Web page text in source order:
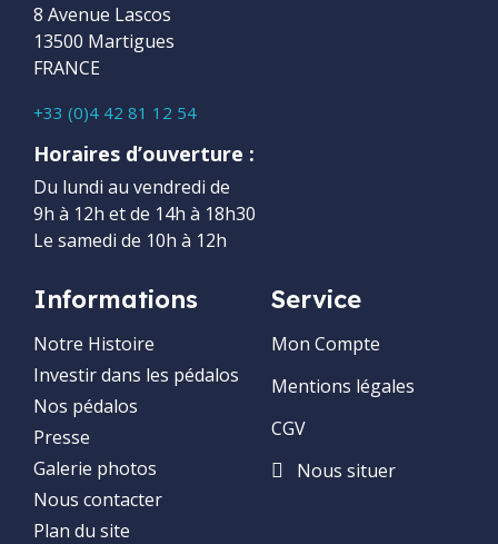
8 Avenue Lascos
13500 Martigues
FRANCE
+33 (0)4 42 81 12 54
Horaires d’ouverture :
Du lundi au vendredi de
9h à 12h et de 14h à 18h30
Le samedi de 10h à 12h
Informations
Notre Histoire
Investir dans les pédalos
Nos pédalos
Presse
Galerie photos
Nous contacter
Plan du site
Service
Mon Compte
Mentions légales
CGV
Nous situer